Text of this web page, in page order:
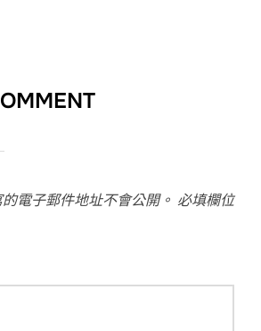
電子郵件地址不會公開。 必填欄位